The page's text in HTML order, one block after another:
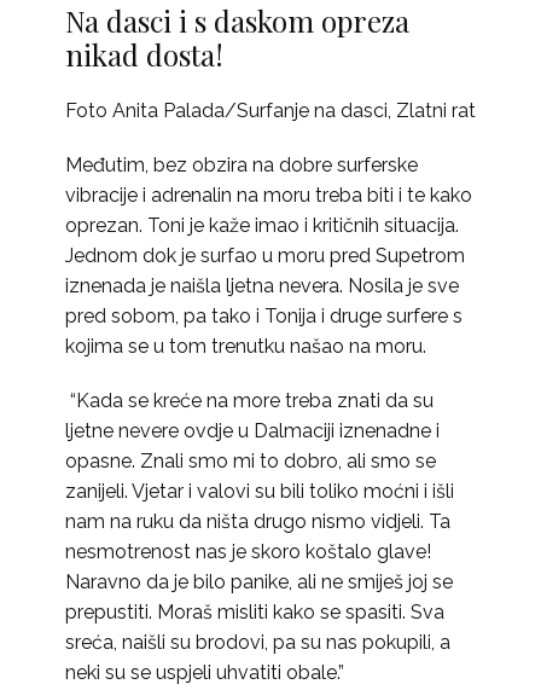
Na dasci i s daskom opreza
nikad dosta!
Foto Anita Palada/Surfanje na dasci, Zlatni rat
Međutim, bez obzira na dobre surferske
vibracije i adrenalin na moru treba biti i te kako
oprezan. Toni je kaže imao i kritičnih situacija.
Jednom dok je surfao u moru pred Supetrom
iznenada je naišla ljetna nevera. Nosila je sve
pred sobom, pa tako i Tonija i druge surfere s
kojima se u tom trenutku našao na moru.
“Kada se kreće na more treba znati da su
ljetne nevere ovdje u Dalmaciji iznenadne i
opasne. Znali smo mi to dobro, ali smo se
zanijeli. Vjetar i valovi su bili toliko moćni i išli
nam na ruku da ništa drugo nismo vidjeli. Ta
nesmotrenost nas je skoro koštalo glave!
Naravno da je bilo panike, ali ne smiješ joj se
prepustiti. Moraš misliti kako se spasiti. Sva
sreća, naišli su brodovi, pa su nas pokupili, a
neki su se uspjeli uhvatiti obale.”